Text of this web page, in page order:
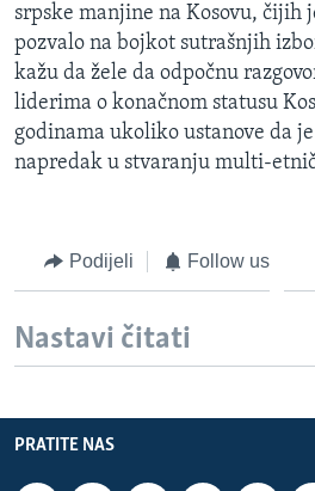
O GLASU AMERIKE
Learning English
PRATITE NAS
Jezici
srpske manjine na Kosovu, čijih
pozvalo na bojkot sutrašnjih
kažu da žele da odpočnu
liderima o konačnom statusu
godinama ukoliko ustanove da
napredak u stvaranju multi-
Podijeli Follow us
Nastavi čitati
PRATITE NAS